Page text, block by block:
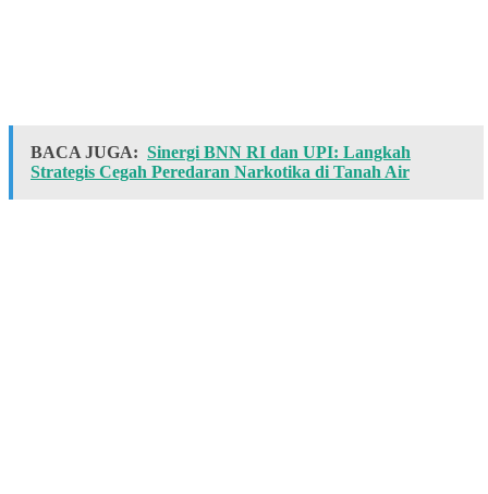
BACA JUGA: Sinergi BNN RI dan UPI: Langkah
Strategis Cegah Peredaran Narkotika di Tanah Air